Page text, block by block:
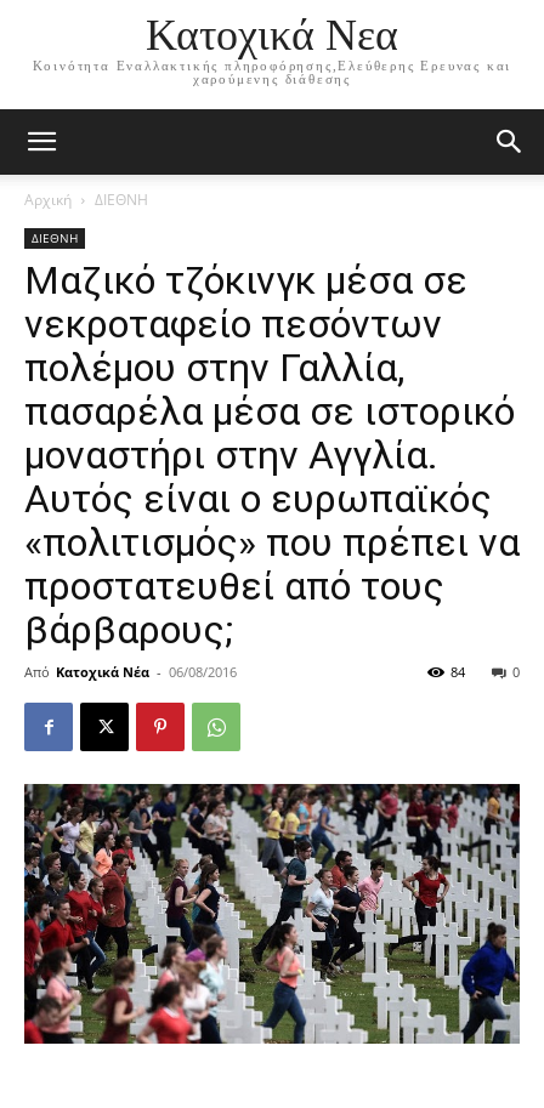
Κατοχικά Νεα
Κοινότητα Εναλλακτικής πληροφόρησης,Ελεύθερης Ερευνας και
χαρούμενης διάθεσης
Αρχική ΔΙΕΘΝΗ
ΔΙΕΘΝΗ
Μαζικό τζόκινγκ μέσα σε
νεκροταφείο πεσόντων
πολέμου στην Γαλλία,
πασαρέλα μέσα σε ιστορικό
μοναστήρι στην Αγγλία.
Αυτός είναι ο ευρωπαϊκός
«πολιτισμός» που πρέπει να
προστατευθεί από τους
βάρβαρους;
Από Κατοχικά Νέα - 06/08/2016 0
84